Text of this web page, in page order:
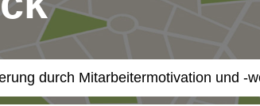
durch Mitarbeitermotivation und -